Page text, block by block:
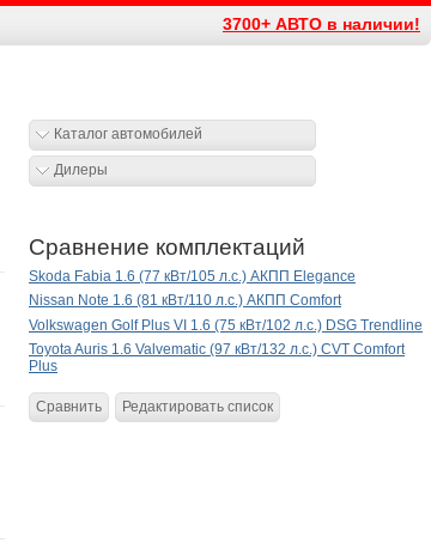
3700+ АВТО в наличии!
Каталог автомобилей
Дилеры
Сравнение комплектаций
Skoda Fabia 1.6 (77 кВт/105 л.с.) АКПП Elegance
Nissan Note 1.6 (81 кВт/110 л.с.) АКПП Comfort
Volkswagen Golf Plus VI 1.6 (75 кВт/102 л.с.) DSG Trendline
Toyota Auris 1.6 Valvematic (97 кВт/132 л.с.) CVT Comfort
Plus
Сравнить Редактировать список